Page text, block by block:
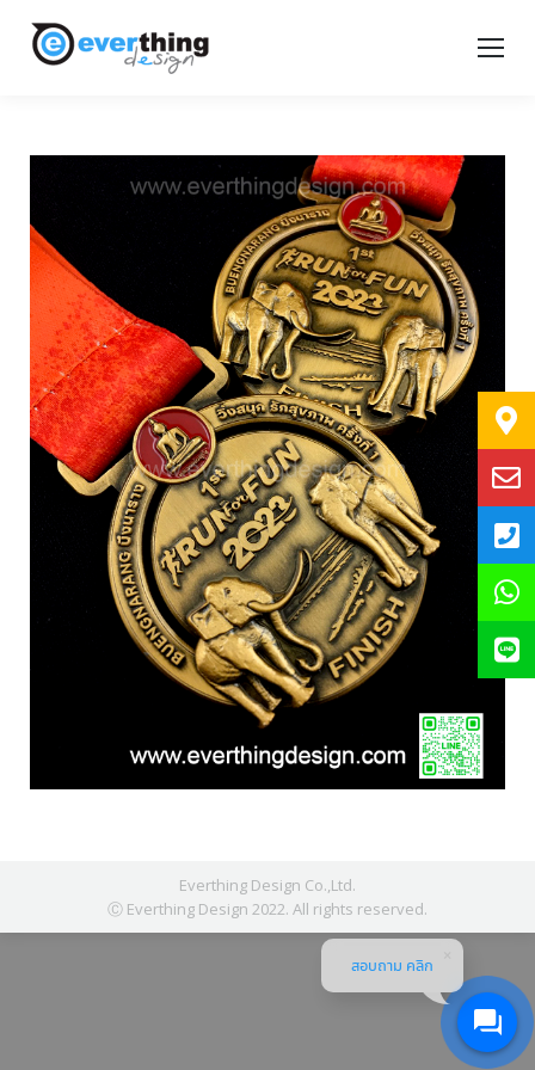
Everthing Design Co.,Ltd.
Ⓒ Everthing Design 2022. All rights reserved.
สอบถาม คลิก